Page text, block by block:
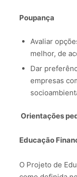
Poupança
Avaliar
melhor, de
Dar
empresas
Orientações
Educação
O Projeto de